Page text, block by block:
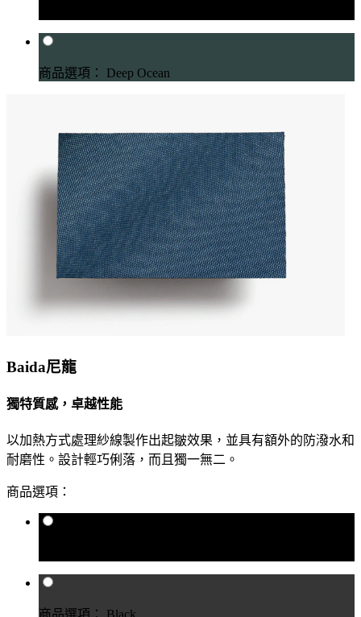
商品選項： Deep Ocean
Baida尼龍
獨特質感，卓越性能
以加熱方式處理紗線製作出起皺效果，並具有額外的防潑水和
耐磨性。設計輕巧俐落，而且獨一無二。
商品選項：